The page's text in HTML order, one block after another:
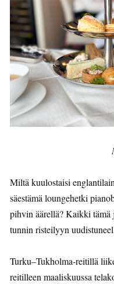
Miltä kuulostaisi
säestämä loungehetki
pihvin äärellä? Kaikki tämä
tunnin risteilyyn
Turku–Tukholma-reitillä
reitilleen maaliskuussa